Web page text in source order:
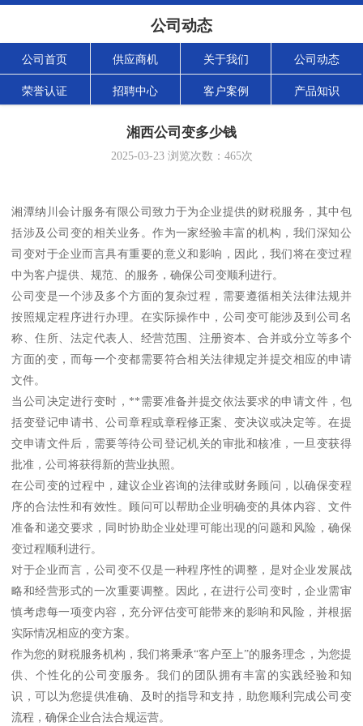
公司动态
公司首页 供应商机 关于我们 公司动态
荣誉认证 招聘中心 客户案例 产品知识
湘西公司变多少钱
2025-03-23浏览次数： 465次
湘潭纳川会计服务有限公司致力于为企业提供的财税服务，其中包
括涉及公司变的相关业务。作为一家经验丰富的机构，我们深知公
司变对于企业而言具有重要的意义和影响，因此，我们将在变过程
中为客户提供、规范、的服务，确保公司变顺利进行。
公司变是一个涉及多个方面的复杂过程，需要遵循相关法律法规并
按照规定程序进行办理。在实际操作中，公司变可能涉及到公司名
称、住所、法定代表人、经营范围、注册资本、合并或分立等多个
方面的变，而每一个变都需要符合相关法律规定并提交相应的申请
文件。
当公司决定进行变时，**需要准备并提交依法要求的申请文件，包
括变登记申请书、公司章程或章程修正案、变决议或决定等。在提
交申请文件后，需要等待公司登记机关的审批和核准，一旦变获得
批准，公司将获得新的营业执照。
在公司变的过程中，建议企业咨询的法律或财务顾问，以确保变程
序的合法性和有效性。顾问可以帮助企业明确变的具体内容、文件
准备和递交要求，同时协助企业处理可能出现的问题和风险，确保
变过程顺利进行。
对于企业而言，公司变不仅是一种程序性的调整，是对企业发展战
略和经营形式的一次重要调整。因此，在进行公司变时，企业需审
慎考虑每一项变内容，充分评估变可能带来的影响和风险，并根据
实际情况相应的变方案。
作为您的财税服务机构，我们将秉承“客户至上”的服务理念，为您提
供、个性化的公司变服务。我们的团队拥有丰富的实践经验和知
识，可以为您提供准确、及时的指导和支持，助您顺利完成公司变
流程，确保企业合法合规运营。